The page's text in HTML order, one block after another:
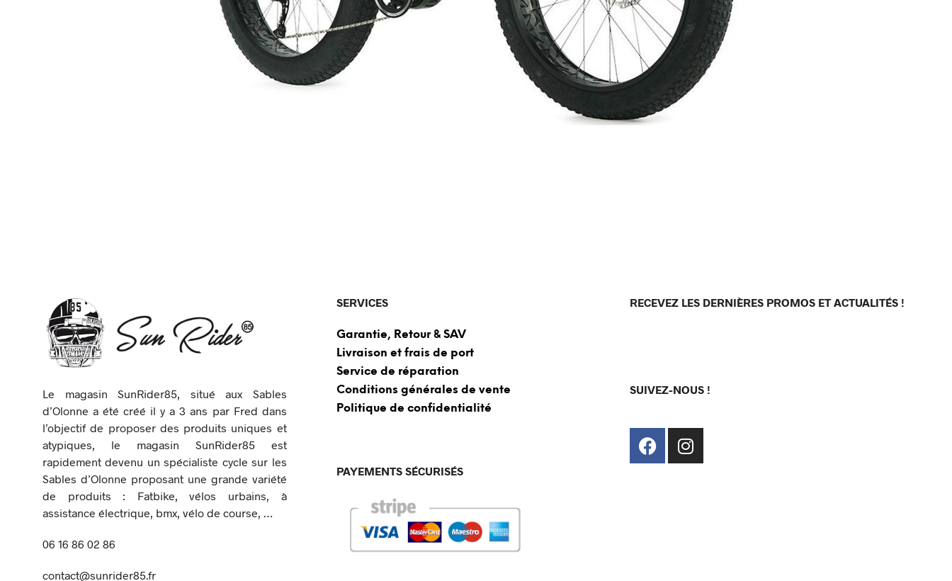
Le magasin SunRider85, situé aux Sables
d’Olonne a été créé il y a 3 ans par Fred dans
l’objectif de proposer des produits uniques et
atypiques, le magasin SunRider85 est
rapidement devenu un spécialiste cycle sur les
Sables d’Olonne proposant une grande variété
de produits : Fatbike, vélos urbains, à
assistance électrique, bmx, vélo de course, …
06 16 86 02 86
contact@sunrider85.fr
SERVICES
Garantie, Retour & SAV
Livraison et frais de port
Service de réparation
Conditions générales de vente
Politique de confidentialité
PAYEMENTS SÉCURISÉS
RECEVEZ LES DERNIÈRES PROMOS ET ACTUALITÉS !
SUIVEZ-NOUS !